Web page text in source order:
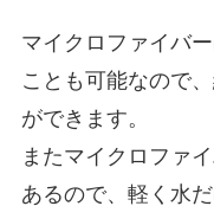
マイクロファイバ
ことも可能なので
ができます。
またマイクロファ
あるので、軽く水